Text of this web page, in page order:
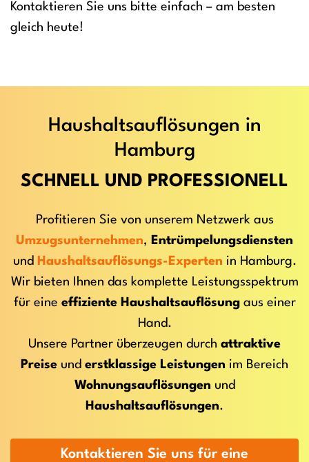
Kontaktieren Sie uns bitte einfach – am besten
gleich heute!
Haushaltsauflösungen in
Hamburg
SCHNELL UND PROFESSIONELL
Profitieren Sie von unserem Netzwerk aus
Umzugsunternehmen, Entrümpelungsdiensten
und
Haushaltsauflösungs-Experten in Hamburg.
Wir bieten Ihnen das komplette Leistungsspektrum
für eine effiziente Haushaltsauflösungaus einer
Hand.
Unsere Partner überzeugen durch attraktive
Preise und erstklassige Leistungen im Bereich
Wohnungsauflösungen und
Haushaltsauflösungen.
Kontaktieren Sie uns für eine